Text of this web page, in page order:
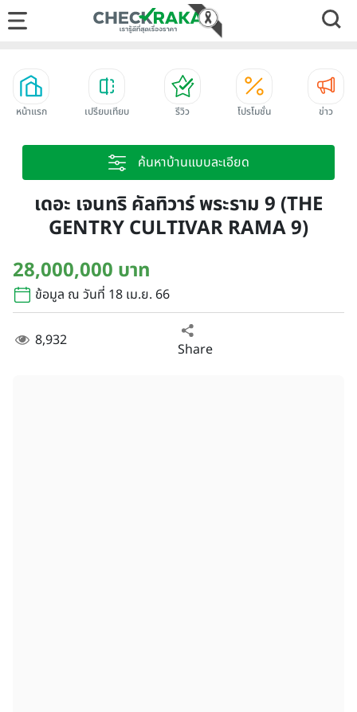
หน้าแรก เปรียบเทียบ รีวิว โปรโมชั่น ข่าว
ค้นหาบ้านแบบละเอียด
เดอะ เจนทริ คัลทิวาร์ พระราม 9 (THE
GENTRY CULTIVAR RAMA 9)
28,000,000 บาท
ข้อมูล ณ วันที่ 18 เม.ย. 66
8,932 Share